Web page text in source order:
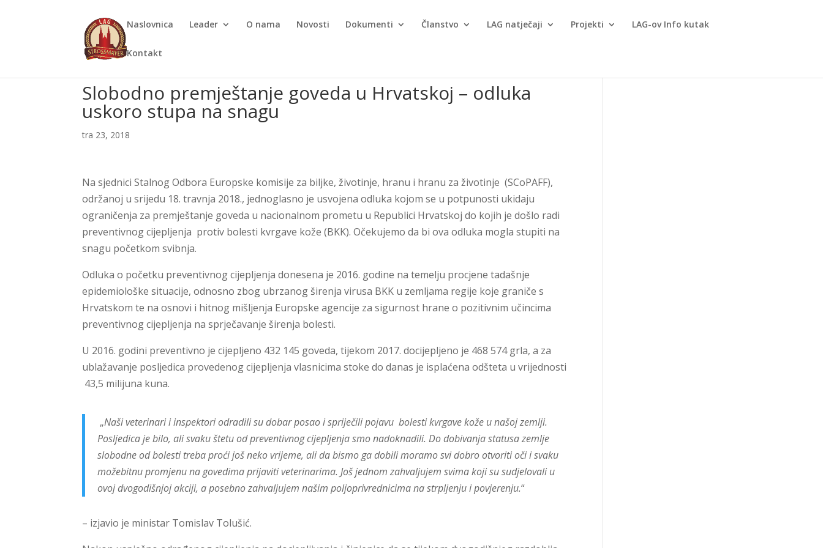
Naslovnica Leader O nama Novosti Dokumenti Članstvo LAG natječaji Projekti LAG-ov Info kutak
Kontakt
Slobodno premještanje goveda u Hrvatskoj – odluka
uskoro stupa na snagu
tra 23, 2018
Na sjednici Stalnog Odbora Europske komisije za biljke, životinje, hranu i hranu za životinje (SCoPAFF),
održanoj u srijedu 18. travnja 2018., jednoglasno je usvojena odluka kojom se u potpunosti ukidaju
ograničenja za premještanje goveda u nacionalnom prometu u Republici Hrvatskoj do kojih je došlo radi
preventivnog cijepljenja protiv bolesti kvrgave kože (BKK). Očekujemo da bi ova odluka mogla stupiti na
snagu početkom svibnja.
Odluka o početku preventivnog cijepljenja donesena je 2016. godine na temelju procjene tadašnje
epidemiološke situacije, odnosno zbog ubrzanog širenja virusa BKK u zemljama regije koje graniče s
Hrvatskom te na osnovi i hitnog mišljenja Europske agencije za sigurnost hrane o pozitivnim učincima
preventivnog cijepljenja na sprječavanje širenja bolesti.
U 2016. godini preventivno je cijepljeno 432 145 goveda, tijekom 2017. docijepljeno je 468 574 grla, a za
ublažavanje posljedica provedenog cijepljenja vlasnicima stoke do danas je isplaćena odšteta u vrijednosti
43,5 milijuna kuna.
„Naši veterinari i inspektori odradili su dobar posao i spriječili pojavu bolesti kvrgave kože u našoj zemlji.
Posljedica je bilo, ali svaku štetu od preventivnog cijepljenja smo nadoknadili. Do dobivanja statusa zemlje
slobodne od bolesti treba proći još neko vrijeme, ali da bismo ga dobili moramo svi dobro otvoriti oči i svaku
možebitnu promjenu na govedima prijaviti veterinarima. Još jednom zahvaljujem svima koji su sudjelovali u
ovoj dvogodišnjoj akciji, a posebno zahvaljujem našim poljoprivrednicima na strpljenju i povjerenju.“
– izjavio je ministar Tomislav Tolušić.